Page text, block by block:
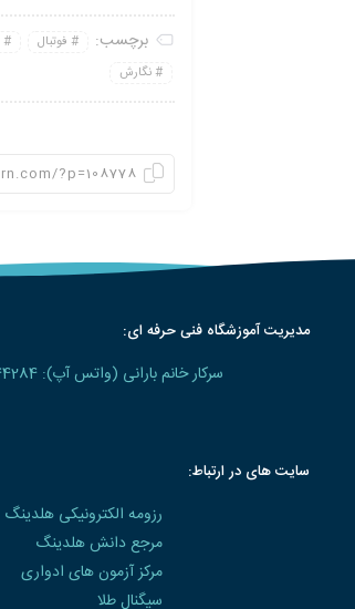
برچسب: فوتبال
نگارش
مدیریت آموزشگاه فنی حرفه ای:
سرکار خانم بارانی (واتس آپ): 09330044284
سایت های در ارتباط:
رزومه الکترونیکی هلدینگ
مرجع دانش هلدینگ
مرکز آزمون های ادواری
سیگنال طلا